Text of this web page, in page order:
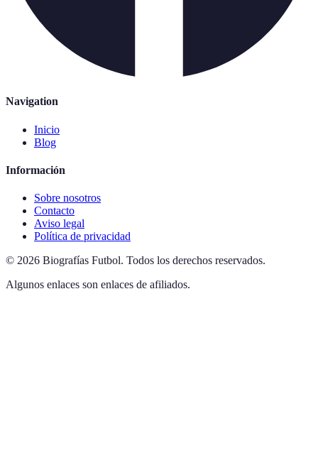
Navigation
Inicio
Blog
Información
Sobre nosotros
Contacto
Aviso legal
Política de privacidad
© 2026 Biografías Futbol. Todos los derechos reservados.
Algunos enlaces son enlaces de afiliados.